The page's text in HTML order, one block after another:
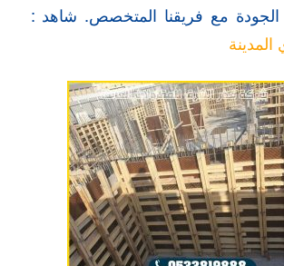
مع فريقنا المتخصص. شاهد :